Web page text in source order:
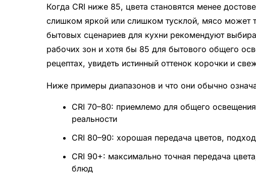
Когда CRI ниже 85, цвета становятся менее
слишком яркой или слишком тусклой, мясо может
бытовых сценариев для кухни рекомендуют
рабочих зон и хотя бы 85 для бытового общего
рецептах, увидеть истинный оттенок корочки и
Ниже примеры диапазонов и что они обычно
CRI 70–80: приемлемо для общего
реальности
CRI 80–90: хорошая передача цветов,
CRI 90+: максимально точная передача
блюд